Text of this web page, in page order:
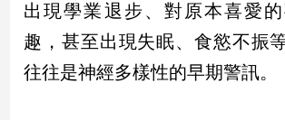
出現學業退步、對原本喜愛
趣，甚至出現失眠、食慾不振
往往是神經多樣性的早期警訊。